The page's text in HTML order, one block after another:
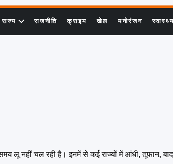
राज्य राजनीति क्राइम खेल मनोरंजन स्वास्थ्य
लू नहीं चल रही है। इनमें से कई राज्यों में आंधी, तूफान,